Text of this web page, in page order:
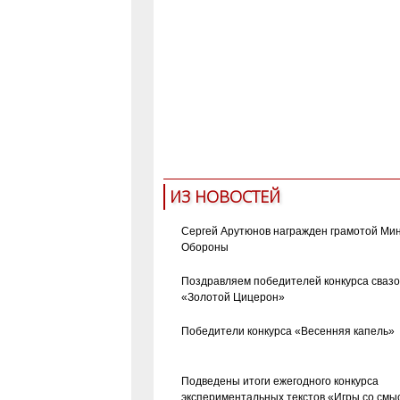
ИЗ НОВОСТЕЙ
Сергей Арутюнов награжден грамотой
Обороны
Поздравляем победителей конкурса
«Золотой Цицерон»
Победители конкурса «Весенняя капель»
Подведены итоги ежегодного конкурса
экспериментальных текстов «Игры со